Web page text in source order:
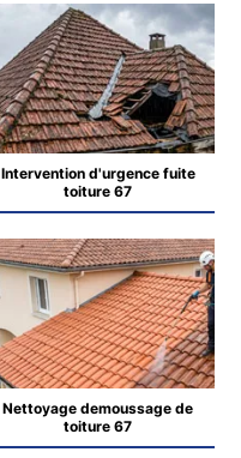
Intervention d'urgence fuite
toiture 67
Nettoyage demoussage de
toiture 67